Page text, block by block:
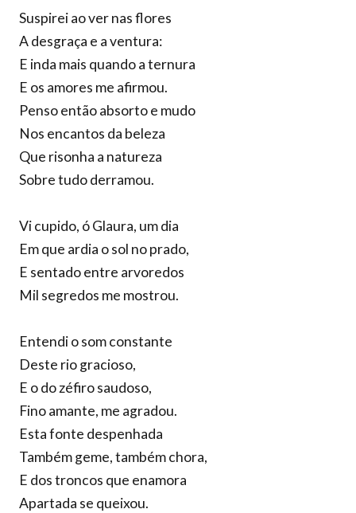
Suspirei ao ver nas flores
A desgraça e a ventura:
E inda mais quando a ternura
E os amores me afirmou.
Penso então absorto e mudo
Nos encantos da beleza
Que risonha a natureza
Sobre tudo derramou.
Vi cupido, ó Glaura, um dia
Em que ardia o sol no prado,
E sentado entre arvoredos
Mil segredos me mostrou.
Entendi o som constante
Deste rio gracioso,
E o do zéfiro saudoso,
Fino amante, me agradou.
Esta fonte despenhada
Também geme, também chora,
E dos troncos que enamora
Apartada se queixou.